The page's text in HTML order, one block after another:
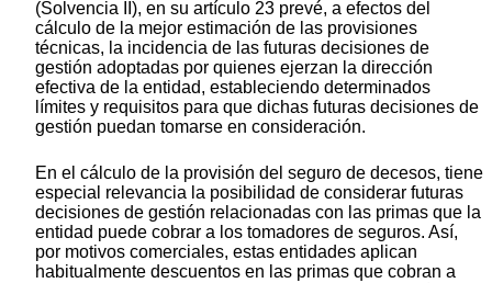
(Solvencia II), en su artículo 23 prevé, a efectos del
cálculo de la mejor estimación de las provisiones
técnicas, la incidencia de las futuras decisiones de
gestión adoptadas por quienes ejerzan la dirección
efectiva de la entidad, estableciendo determinados
límites y requisitos para que dichas futuras decisiones de
gestión puedan tomarse en consideración.
En el cálculo de la provisión del seguro de decesos, tiene
especial relevancia la posibilidad de considerar futuras
decisiones de gestión relacionadas con las primas que la
entidad puede cobrar a los tomadores de seguros. Así,
por motivos comerciales, estas entidades aplican
habitualmente descuentos en las primas que cobran a